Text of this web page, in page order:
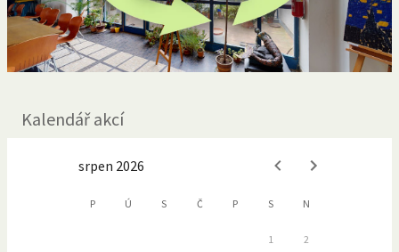
Kalendář akcí
srpen 2026
P Ú S Č P S N
1 2